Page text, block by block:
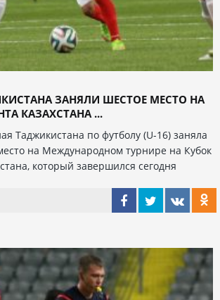
ЗАНЯЛИ ШЕСТОЕ МЕСТО НА
КАЗАХСТАНА ...
Таджикистана по футболу (U-16) заняла
на Международном турнире на Кубок
который завершился сегодня